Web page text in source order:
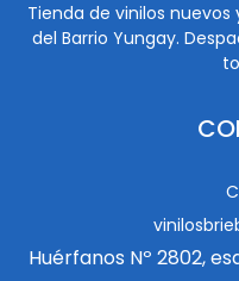
Tienda de vinilos nuevos
del Barrio Yungay.
Huérfanos Nº 2802,